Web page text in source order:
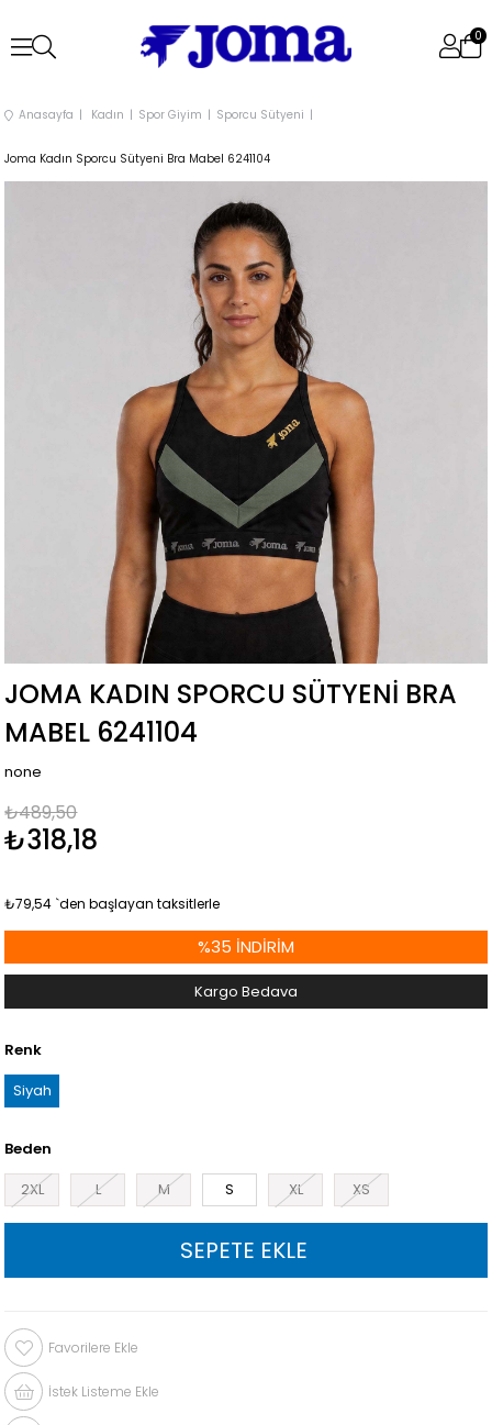
0
Anasayfa Kadın Spor Giyim Sporcu Sütyeni
Joma Kadın Sporcu Sütyeni Bra Mabel 6241104
JOMA KADIN SPORCU SÜTYENI BRA
MABEL 6241104
none
₺489,50
₺318,18
₺79,54 `den başlayan taksitlerle
%35 İNDIRIM
Kargo Bedava
Renk
Siyah
Beden
2XL
L M S XL XS
Favorilere Ekle
İstek Listeme Ekle